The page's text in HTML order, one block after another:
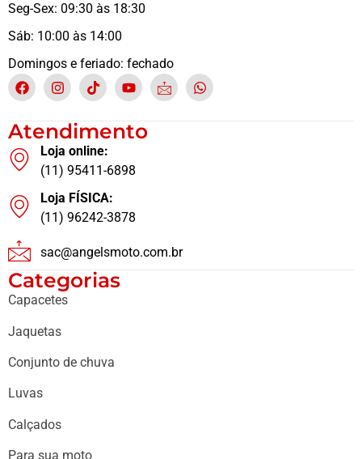
Seg-Sex: 09:30 às 18:30
Sáb: 10:00 às 14:00
Domingos e feriado: fechado
Atendimento
Loja online:
(11) 95411-6898
Loja FÍSICA:
(11) 96242-3878
sac@angelsmoto.com.br
Categorias
Capacetes
Jaquetas
Conjunto de chuva
Luvas
Calçados
Para sua moto